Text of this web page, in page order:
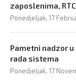
zaposlenima,
Ponedjeljak, 17
Pametni nadzor
rada sistema
Ponedjeljak, 17